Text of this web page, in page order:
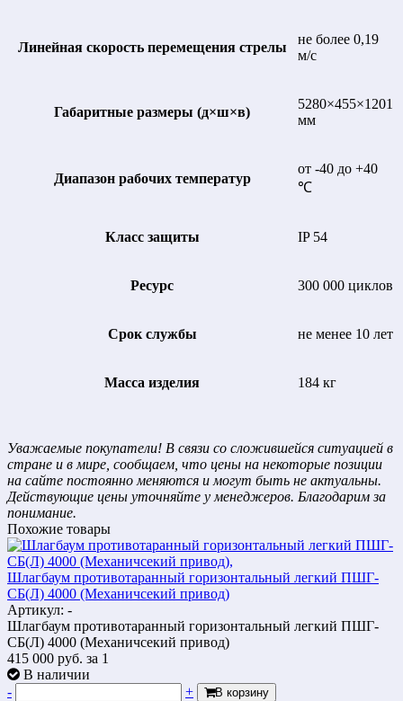
Линейная скорость перемещения стрелы
не более 0,19
м/с
Габаритные размеры (д×ш×в)
5280×455×1201
мм
Диапазон рабочих температур
от -40 до +40
℃
Класс защиты IP 54
Ресурс 300 000 циклов
Срок службы не менее 10 лет
Масса изделия 184 кг
Уважаемые покупатели! В связи со сложившейся ситуацией в
стране и в мире, сообщаем, что цены на некоторые позиции
на сайте постоянно меняются и могут быть не актуальны.
Действующие цены уточняйте у менеджеров. Благодарим за
понимание.
Похожие товары
Шлагбаум противотаранный горизонтальный легкий ПШГ-
СБ(Л) 4000 (Механичсекий привод)
Артикул: -
Шлагбаум противотаранный горизонтальный легкий ПШГ-
СБ(Л) 4000 (Механичсекий привод)
415 000 руб. за 1
В наличии
-
+ В корзину